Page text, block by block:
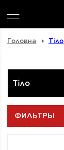
Головна Тіло
Тіло
ФИЛЬТРЫ